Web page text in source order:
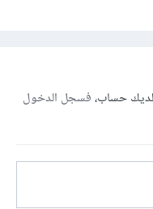
لديك حساب،فسجل الدخول